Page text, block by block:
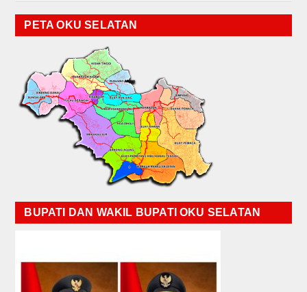
PETA OKU SELATAN
BUPATI DAN WAKIL BUPATI OKU SELATAN